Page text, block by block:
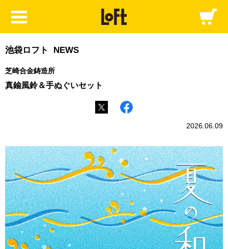
池袋ロフト NEWS
芝崎合金鋳造所
真鍮風鈴＆手ぬぐいセット
2026.06.09